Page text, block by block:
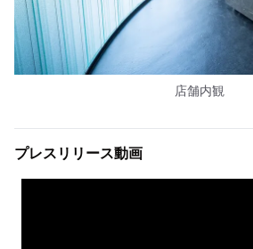
店舗内観
プレスリリース動画